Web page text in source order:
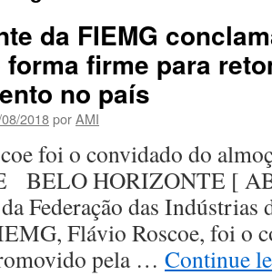
da FIEMG
firme para
no país
2018porAMI
foi o convidado do
BELO HORIZONTE [
Federação das Indústrias
Flávio Roscoe, foi o
pela … Continue